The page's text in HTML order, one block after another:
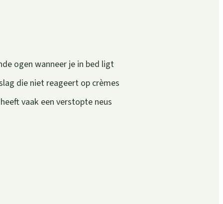
ogen wanneer je in bed ligt
die niet reageert op crèmes
vaak een verstopte neus